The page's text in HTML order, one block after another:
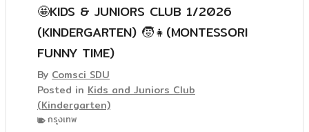
🤩KIDS & JUNIORS CLUB 1/2026
(KINDERGARTEN) 🧒👧(MONTESSORI
FUNNY TIME)
By Comsci SDU
Posted in Kids and Juniors Club
(Kindergarten)
กรุงเทพ